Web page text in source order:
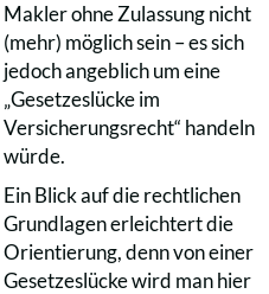
Makler ohne Zulassung nicht
(mehr) möglich sein – es sich
jedoch angeblich um eine
„Gesetzeslücke im
Versicherungsrecht“ handeln
würde.
Ein Blick auf die rechtlichen
Grundlagen erleichtert die
Orientierung, denn von einer
Gesetzeslücke wird man hier